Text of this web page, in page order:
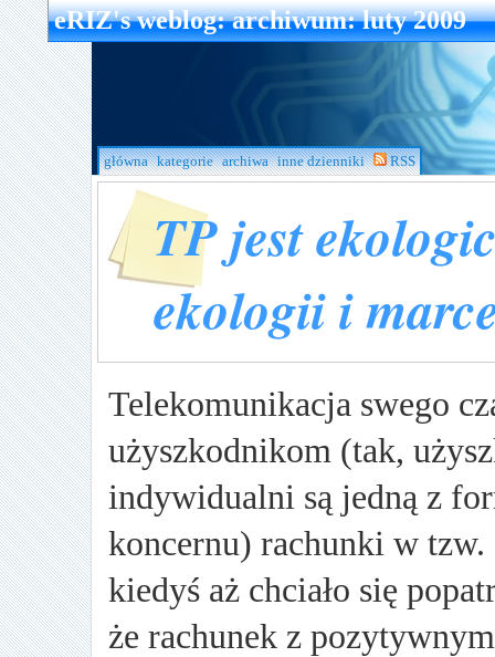
eRIZ's weblog: archiwum: luty 2009
główna kategorie archiwa inne dzienniki RSS
TP jest
ekologii i
Telekomunikacja swego
użyszkodnikom (tak,
indywidualni są jedną z
koncernu) rachunki w
kiedyś aż chciało się
że rachunek z